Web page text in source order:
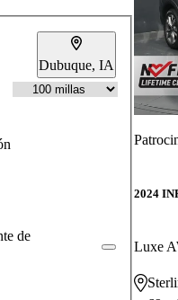
Dubuque, IA
de
2024
Luxe